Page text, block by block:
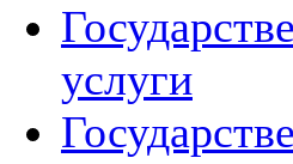
услуги